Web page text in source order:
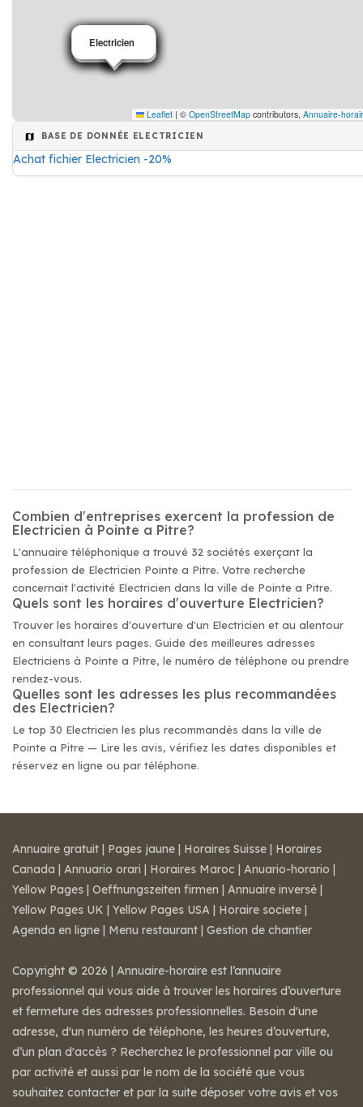
Electricien
Electricien
Electricien
Electricien
Electricien
Electricien
Electricien
Leaflet | © OpenStreetMap contributors, Annuaire-
BASE DE DONNÉE ELECTRICIEN
Achat fichier Electricien -20%
Combien d'entreprises exercent la profession de
Electricien à Pointe a Pitre?
L'annuaire téléphonique a trouvé 32 sociétés exerçant la
profession de Electricien Pointe a Pitre. Votre recherche
concernait l'activité Electricien dans la ville de Pointe a Pitre.
Quels sont les horaires d'ouverture Electricien?
Trouver les horaires d'ouverture d'un Electricien et au alentour
en consultant leurs pages. Guide des meilleures adresses
Electriciens à Pointe a Pitre, le numéro de téléphone ou prendre
rendez-vous.
Quelles sont les adresses les plus recommandées
des Electricien?
Le top 30 Electricien les plus recommandés dans la ville de
Pointe a Pitre — Lire les avis, vérifiez les dates disponibles et
réservez en ligne ou par téléphone.
Annuaire gratuit | Pages jaune | Horaires Suisse | Horaires
Canada | Annuario orari | Horaires Maroc | Anuario-horario |
Yellow Pages | Oeffnungszeiten firmen | Annuaire inversé |
Yellow Pages UK | Yellow Pages USA | Horaire societe |
Agenda en ligne | Menu restaurant | Gestion de chantier
Copyright © 2026 | Annuaire-horaire est l’annuaire
professionnel qui vous aide à trouver les horaires d’ouverture
et fermeture des adresses professionnelles. Besoin d'une
adresse, d'un numéro de téléphone, les heures d’ouverture,
d’un plan d'accès ? Recherchez le professionnel par ville ou
par activité et aussi par le nom de la société que vous
souhaitez contacter et par la suite déposer votre avis et vos